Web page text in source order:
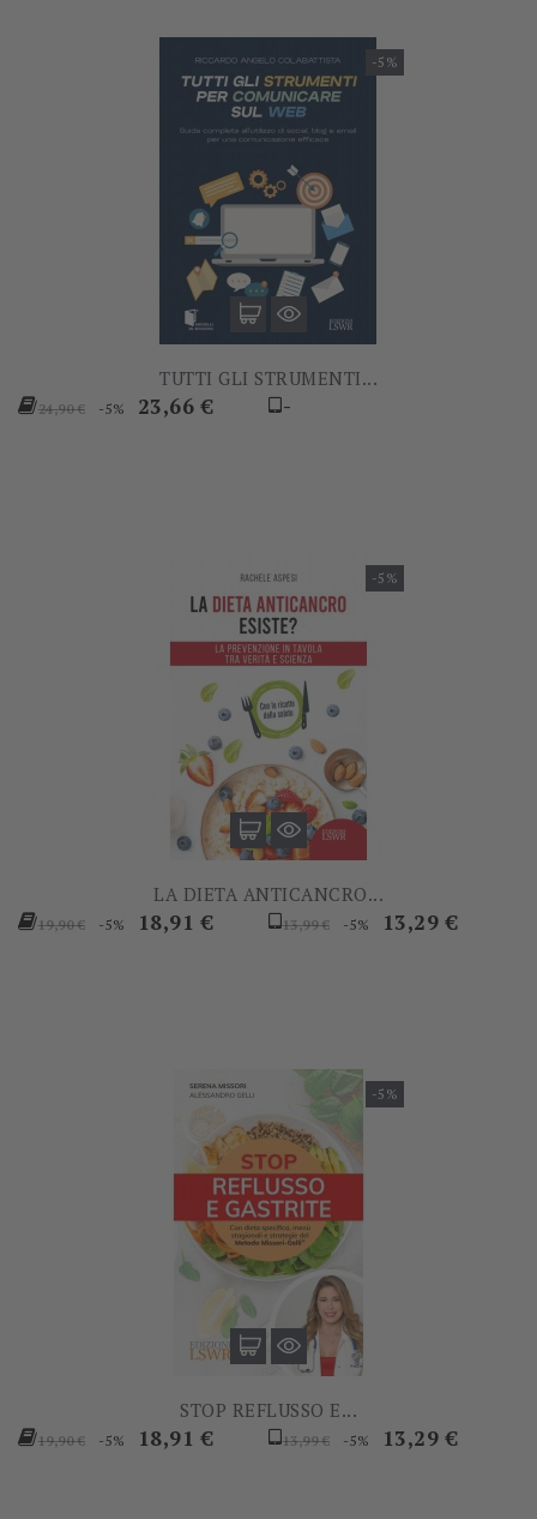
-5%
TUTTI GLI STRUMENTI...
Prezzo
24,90 € -5% Prezzo
23,66 € -
-5%
LA DIETA ANTICANCRO...
Prezzo
19,90 € -5% Prezzo
18,91 €
Prezzo
13,99 € -5% Prezzo
13,29 €
-5%
STOP REFLUSSO E...
Prezzo
19,90 € -5% Prezzo
18,91 €
Prezzo
13,99 € -5% Prezzo
13,29 €